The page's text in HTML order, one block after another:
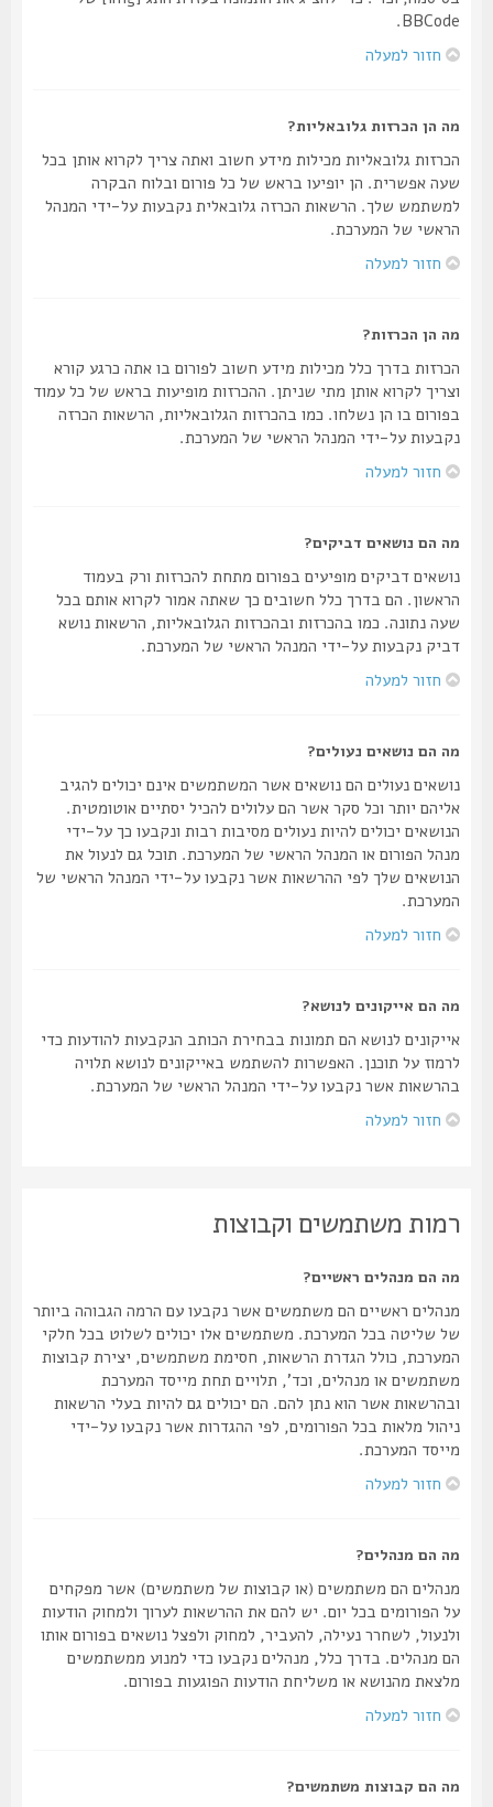
BBCode.
חזור למעלה
מה הן הכרזות גלובאליות?
הכרזות גלובאליות מכילות מידע חשוב ואתה צריך לקרוא אותן בכל
שעה אפשרית. הן יופיעו בראש של כל פורום ובלוח הבקרה
למשתמש שלך. הרשאות הכרזה גלובאלית נקבעות על-ידי המנהל
הראשי של המערכת.
חזור למעלה
מה הן הכרזות?
הכרזות בדרך כלל מכילות מידע חשוב לפורום בו אתה כרגע קורא
וצריך לקרוא אותן מתי שניתן. ההכרזות מופיעות בראש של כל עמוד
בפורום בו הן נשלחו. כמו בהכרזות הגלובאליות, הרשאות הכרזה
נקבעות על-ידי המנהל הראשי של המערכת.
חזור למעלה
מה הם נושאים דביקים?
נושאים דביקים מופיעים בפורום מתחת להכרזות ורק בעמוד
הראשון. הם בדרך כלל חשובים כך שאתה אמור לקרוא אותם בכל
שעה נתונה. כמו בהכרזות ובהכרזות הגלובאליות, הרשאות נושא
דביק נקבעות על-ידי המנהל הראשי של המערכת.
חזור למעלה
מה הם נושאים נעולים?
נושאים נעולים הם נושאים אשר המשתמשים אינם יכולים להגיב
אליהם יותר וכל סקר אשר הם עלולים להכיל יסתיים אוטומטית.
הנושאים יכולים להיות נעולים מסיבות רבות ונקבעו כך על-ידי
מנהל הפורום או המנהל הראשי של המערכת. תוכל גם לנעול את
הנושאים שלך לפי ההרשאות אשר נקבעו על-ידי המנהל הראשי של
המערכת.
חזור למעלה
מה הם אייקונים לנושא?
אייקונים לנושא הם תמונות בבחירת הכותב הנקבעות להודעות כדי
לרמוז על תוכנן. האפשרות להשתמש באייקונים לנושא תלויה
בהרשאות אשר נקבעו על-ידי המנהל הראשי של המערכת.
חזור למעלה
רמות משתמשים וקבוצות
מה הם מנהלים ראשיים?
מנהלים ראשיים הם משתמשים אשר נקבעו עם הרמה הגבוהה ביותר
של שליטה בכל המערכת. משתמשים אלו יכולים לשלוט בכל חלקי
המערכת, כולל הגדרת הרשאות, חסימת משתמשים, יצירת קבוצות
משתמשים או מנהלים, וכד', תלויים תחת מייסד המערכת
ובהרשאות אשר הוא נתן להם. הם יכולים גם להיות בעלי הרשאות
ניהול מלאות בכל הפורומים, לפי ההגדרות אשר נקבעו על-ידי
מייסד המערכת.
חזור למעלה
מה הם מנהלים?
מנהלים הם משתמשים (או קבוצות של משתמשים) אשר מפקחים
על הפורומים בכל יום. יש להם את ההרשאות לערוך ולמחוק הודעות
ולנעול, לשחרר נעילה, להעביר, למחוק ולפצל נושאים בפורום אותו
הם מנהלים. בדרך כלל, מנהלים נקבעו כדי למנוע ממשתמשים
מלצאת מהנושא או משליחת הודעות הפוגעות בפורום.
חזור למעלה
מה הם קבוצות משתמשים?